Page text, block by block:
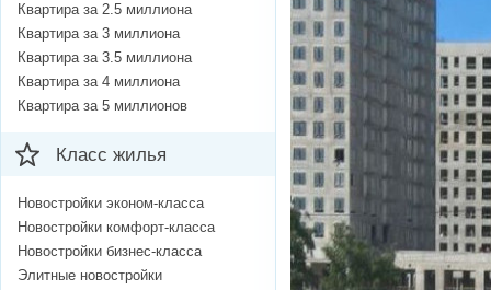
Квартира за 2.5 миллиона
Квартира за 3 миллиона
Квартира за 3.5 миллиона
Квартира за 4 миллиона
Квартира за 5 миллионов
Класс жилья
Новостройки эконом-класса
Новостройки комфорт-класса
Новостройки бизнес-класса
Элитные новостройки